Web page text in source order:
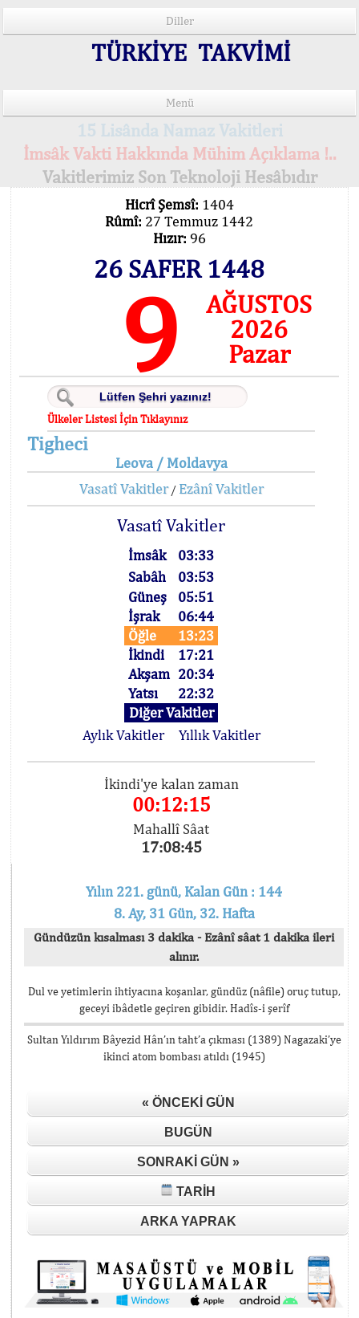
Diller
TÜRKİYE TAKVİMİ
Menü
15 Lisânda Namaz Vakitleri
İmsâk Vakti Hakkında Mühim Açıklama !..
Vakitlerimiz Son Teknoloji Hesâbıdır
Hicrî Şemsî: 1404
Rûmî: 27 Temmuz 1442
Hızır: 96
26 SAFER 1448
9
AĞUSTOS
2026
Pazar
Ülkeler Listesi İçin Tıklayınız
Tigheci
Leova / Moldavya
Vasatî Vakitler/ Ezânî Vakitler
Vasatî Vakitler
İmsâk
03:33
Sabâh
03:53
Güneş
05:51
İşrak
06:44
Öğle
13:23
İkindi
17:21
Akşam 20:34
Yatsı
22:32
Diğer Vakitler
Aylık Vakitler
Yıllık Vakitler
İkindi'ye kalan zaman
00:12:15
Mahallî Sâat
17:08:45
Yılın 221. günü, Kalan Gün : 144
8. Ay, 31 Gün, 32. Hafta
Gündüzün kısalması 3 dakika - Ezânî sâat 1 dakika ileri
alınır.
Dul ve yetimlerin ihtiyacına koşanlar, gündüz (nâfile) oruç tutup,
geceyi ibâdetle geçiren gibidir. Hadîs-i şerîf
Sultan Yıldırım Bâyezid Hân’ın taht’a çıkması (1389) Nagazaki’ye
ikinci atom bombası atıldı (1945)
« ÖNCEKI GÜN
BUGÜN
SONRAKI GÜN »
TARIH
ARKA YAPRAK